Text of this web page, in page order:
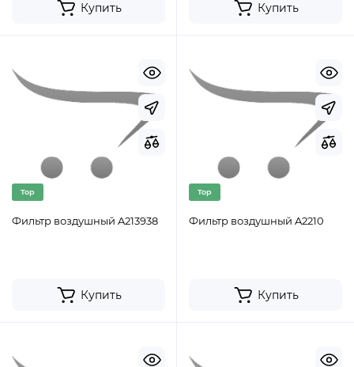
Купить Купить
Top
Фильтр воздушный A213938
Купить
Top
Фильтр воздушный A2210
Купить